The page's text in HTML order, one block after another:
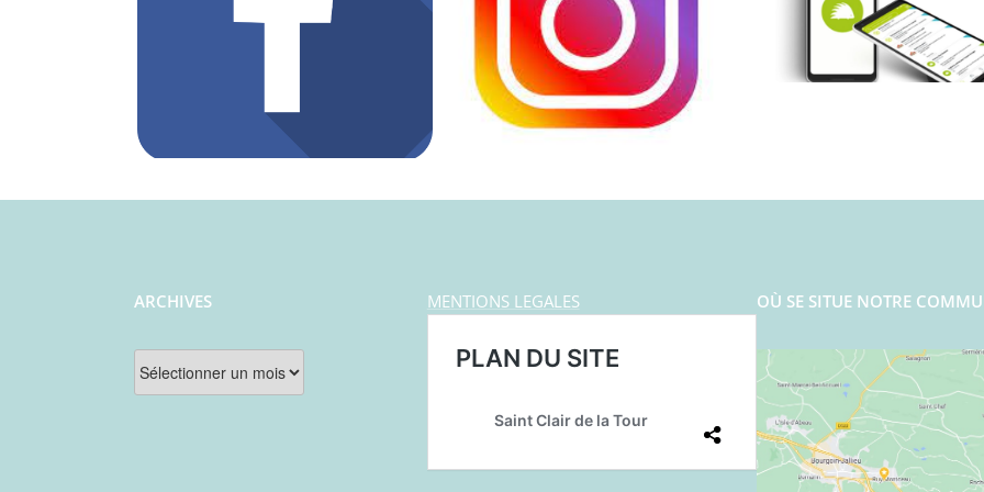
ARCHIVES
Archives
MENTIONS LEGALES OÙ SE SITUE NOTRE